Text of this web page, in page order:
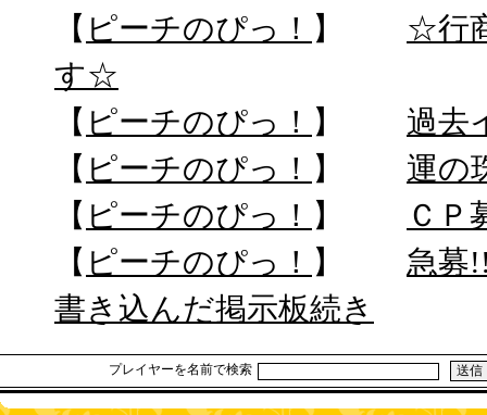
【 ピーチのぴっ！ 】 ☆行
す☆
【 ピーチのぴっ！ 】 過去
【 ピーチのぴっ！ 】 運の
【 ピーチのぴっ！ 】
ＣＰ
【 ピーチのぴっ！ 】 急募
書き込んだ掲示板続き
プレイヤーを名前で検索